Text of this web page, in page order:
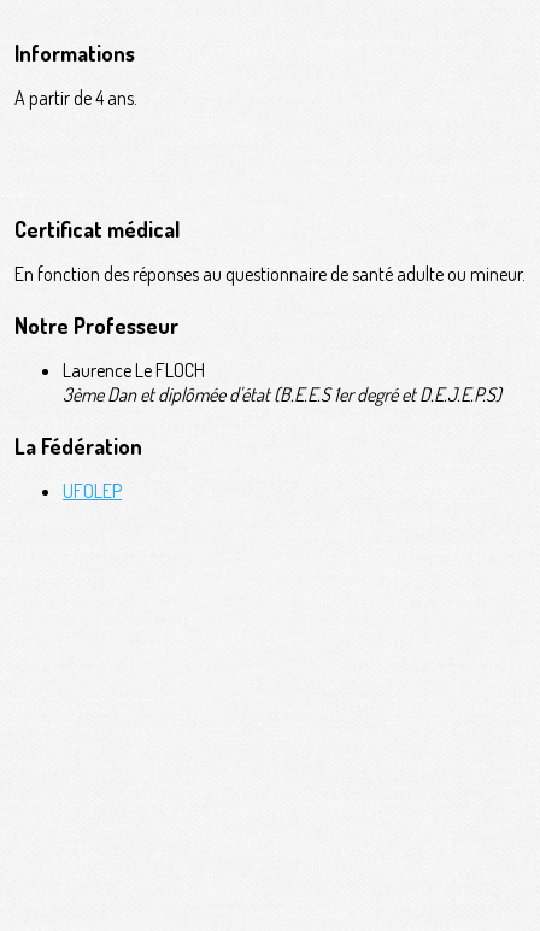
Informations
A partir de 4 ans.
Certificat médical
En fonction des réponses au questionnaire de santé adulte ou mineur.
Notre Professeur
Laurence Le FLOCH
3ème Dan et diplômée d'état (B.E.E.S 1er degré et D.E.J.E.P.S)
La Fédération
UFOLEP